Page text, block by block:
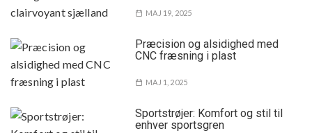
MAJ 19, 2025
Præcision og alsidighed med
CNC fræsning i plast
MAJ 1, 2025
Sportstrøjer: Komfort og stil til
enhver sportsgren